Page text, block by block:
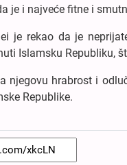
je i najveće fitne i
je rekao da je
Islamsku Republiku,
njegovu hrabrost i
Republike.